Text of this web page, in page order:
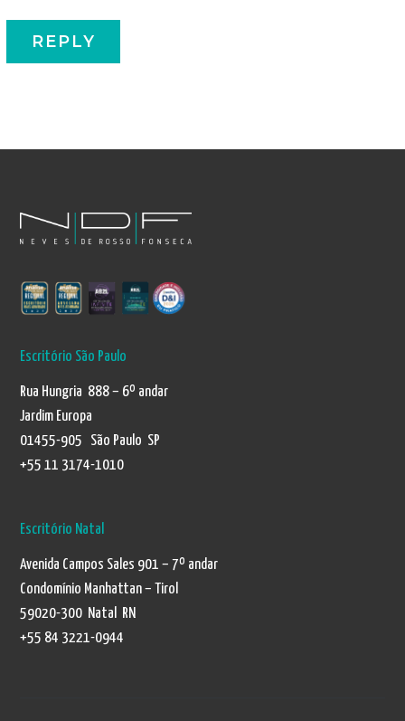
Escritório São Paulo
Rua Hungria 888 – 6º andar
Jardim Europa
01455-905 São Paulo SP
+55 11 3174-1010
Escritório Natal
Avenida Campos Sales 901 – 7º andar
Condomínio Manhattan – Tirol
59020-300 Natal RN
+55 84 3221-0944